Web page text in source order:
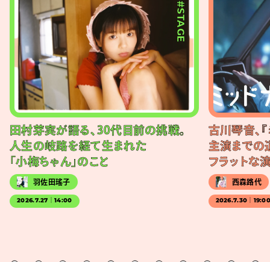
#STAGE
田村芽実が語る、30代目前の挑戦。
人生の岐路を経て生まれた
「小梅ちゃん」のこと
羽佐田瑤子
2026.7.27｜14:00
古川琴音、
主演までの
フラットな
西森路代
2026.7.30｜